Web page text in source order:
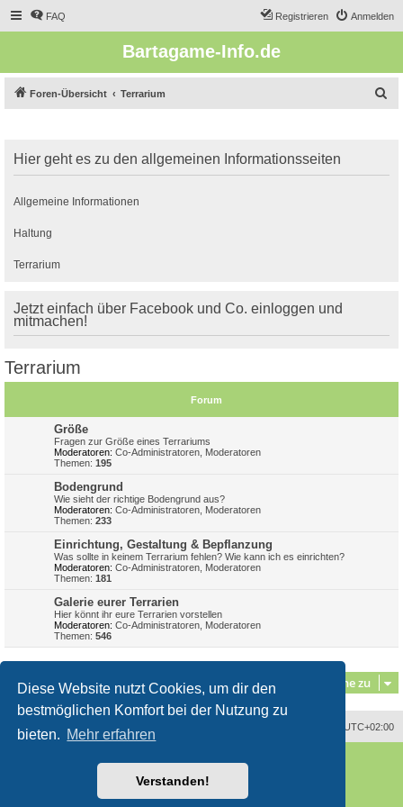
Diese Website nutzt Cookies, um dir den
bestmöglichen Komfort bei der Nutzung zu
bieten. Mehr erfahren
Verstanden!
FAQ Anmelden
Registrieren
Bartagame-Info.de
Foren-Übersicht Terrarium
e
Hier geht es zu den allgemeinen Informationsseiten
Allgemeine Informationen
Haltung
Terrarium
Jetzt einfach über Facebook und Co. einloggen und
mitmachen!
Terrarium
Forum
Größe
Fragen zur Größe eines Terrariums
Moderatoren: Co-Administratoren Moderatoren
Themen: 195
Bodengrund
Wie sieht der richtige Bodengrund aus?
Moderatoren: Co-Administratoren Moderatoren
Themen: 233
Einrichtung, Gestaltung & Bepflanzung
Was sollte in keinem Terrarium fehlen? Wie kann ich es einrichten?
Moderatoren: Co-Administratoren Moderatoren
Themen: 181
Galerie eurer Terrarien
Hier könnt ihr eure Terrarien vorstellen
Moderatoren: Co-Administratoren Moderatoren
Themen: 546
Gehe zu
UTC+02:00
Deutsche Übersetzung durch
2017